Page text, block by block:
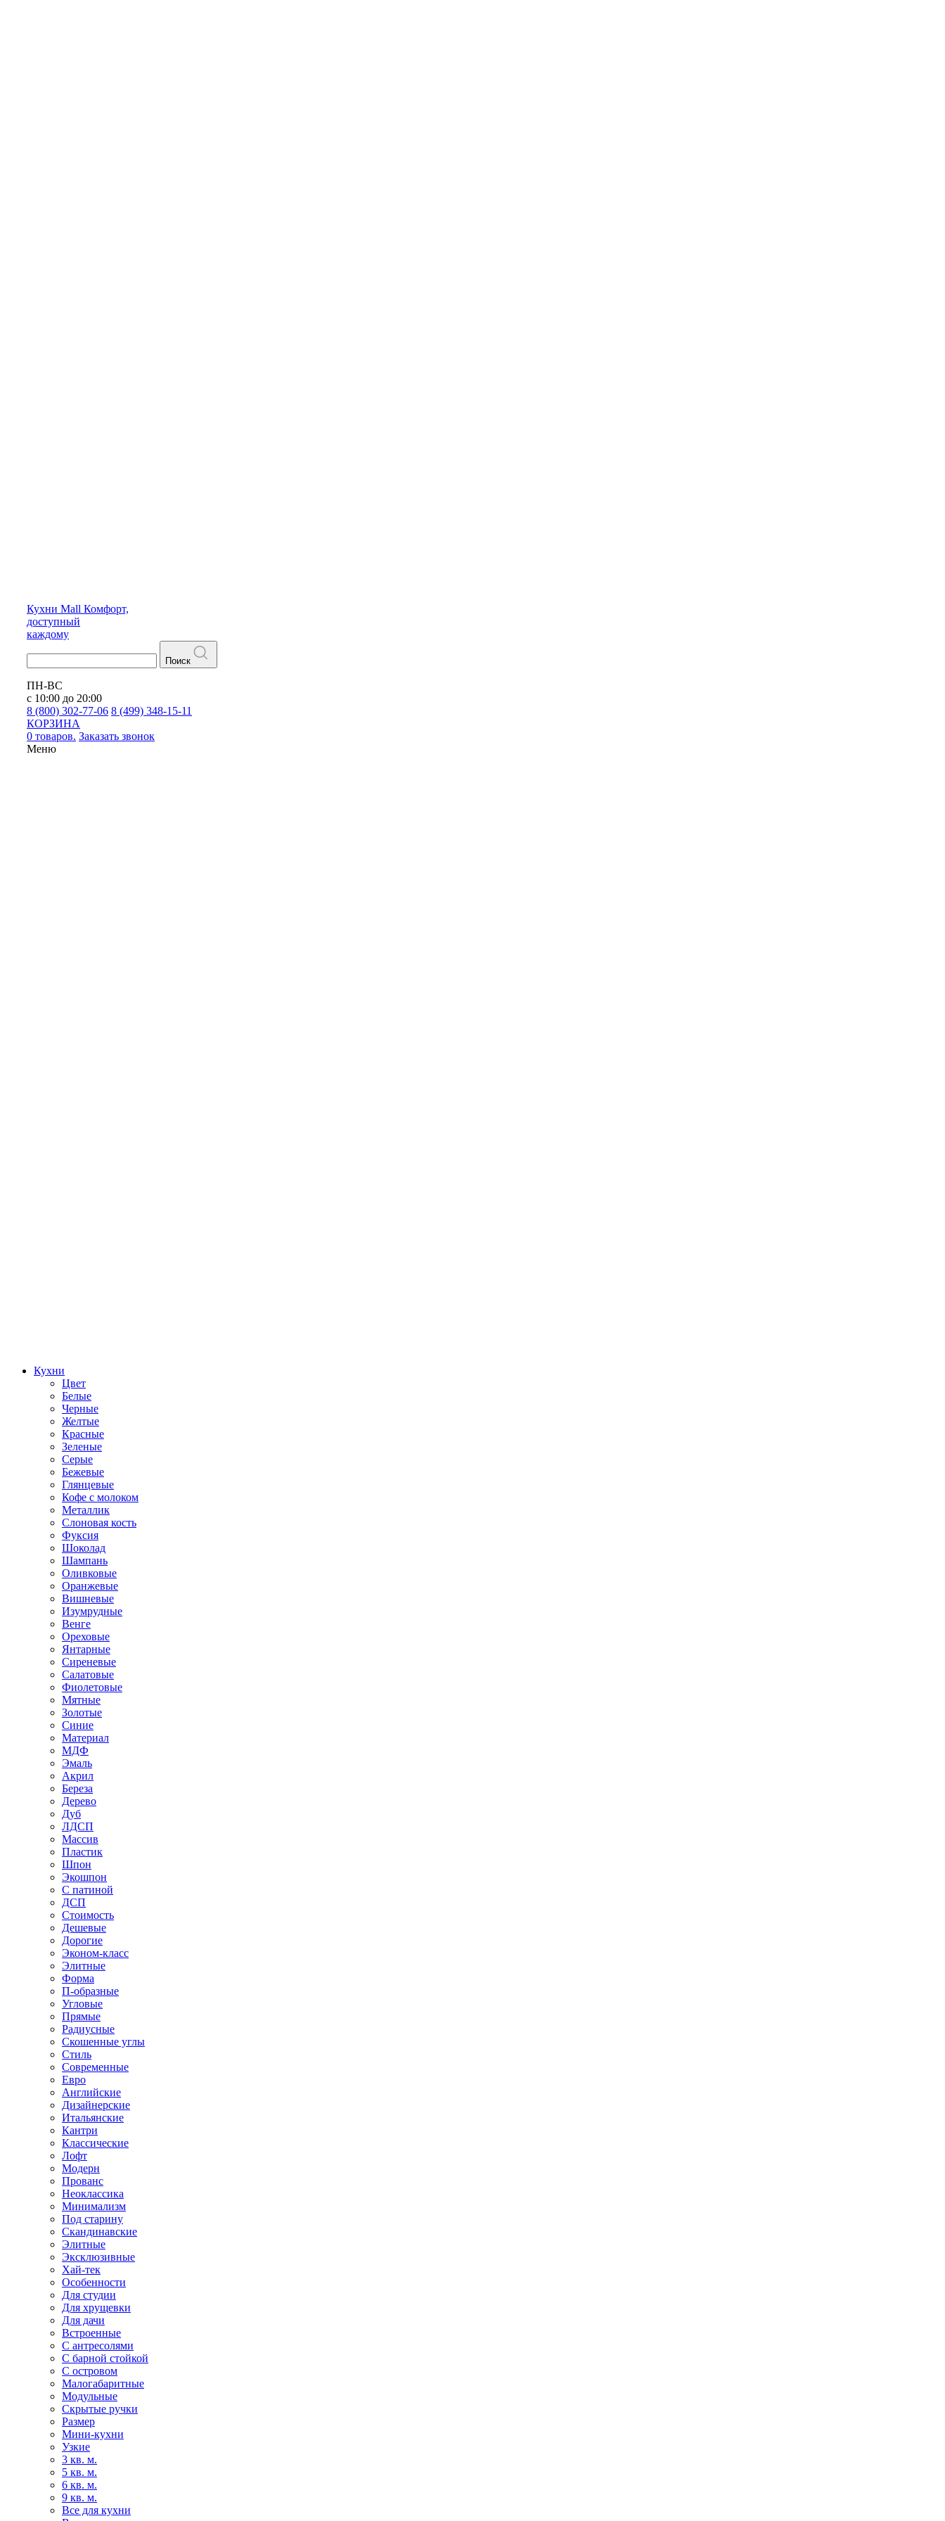
Кухни Mall Комфорт,
доступный
каждому
Поиск
ПН-ВС
с 10:00 до 20:00
8 (800) 302-77-06 8 (499) 348-15-11
КОРЗИНА
0 товаров. Заказать звонок
Меню
Кухни
Цвет
Белые
Черные
Желтые
Красные
Зеленые
Серые
Бежевые
Глянцевые
Кофе с молоком
Металлик
Слоновая кость
Фуксия
Шоколад
Шампань
Оливковые
Оранжевые
Вишневые
Изумрудные
Венге
Ореховые
Янтарные
Сиреневые
Салатовые
Фиолетовые
Мятные
Золотые
Синие
Материал
МДФ
Эмаль
Акрил
Береза
Дерево
Дуб
ЛДСП
Массив
Пластик
Шпон
Экошпон
С патиной
ДСП
Стоимость
Дешевые
Дорогие
Эконом-класс
Элитные
Форма
П-образные
Угловые
Прямые
Радиусные
Скошенные углы
Стиль
Современные
Евро
Английские
Дизайнерские
Итальянские
Кантри
Классические
Лофт
Модерн
Прованс
Неоклассика
Минимализм
Под старину
Скандинавские
Элитные
Эксклюзивные
Хай-тек
Особенности
Для студии
Для хрущевки
Для дачи
Встроенные
С антресолями
С барной стойкой
С островом
Малогабаритные
Модульные
Скрытые ручки
Размер
Мини-кухни
Узкие
3 кв. м.
5 кв. м.
6 кв. м.
9 кв. м.
Все для кухни